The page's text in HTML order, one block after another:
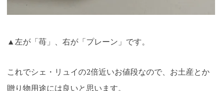
▲左が「苺」、右が「プレーン」です。
これでシェ・リュイの2倍近いお値段なので、お土産とか
贈り物用途には良いと思います。